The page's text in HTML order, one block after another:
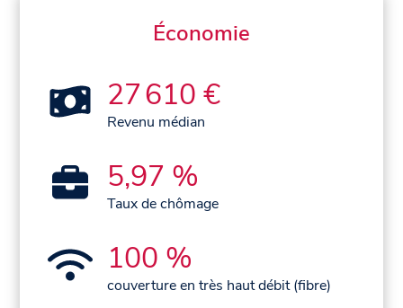
Économie
27 610 €
Revenu médian
5,97 %
Taux de chômage
100 %
couverture en très haut débit (fibre)